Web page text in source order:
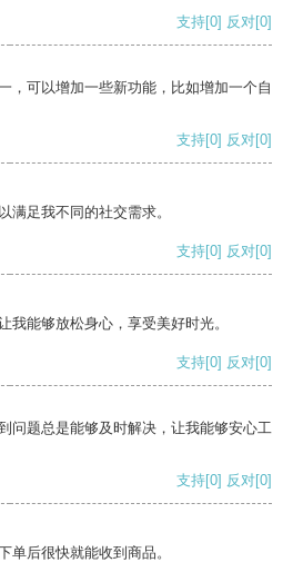
支持[0] 反对[0]
，可以增加一些新功能，比如增加一个自
支持[0] 反对[0]
满足我不同的社交需求。
支持[0] 反对[0]
我能够放松身心，享受美好时光。
支持[0] 反对[0]
问题总是能够及时解决，让我能够安心工
支持[0] 反对[0]
单后很快就能收到商品。